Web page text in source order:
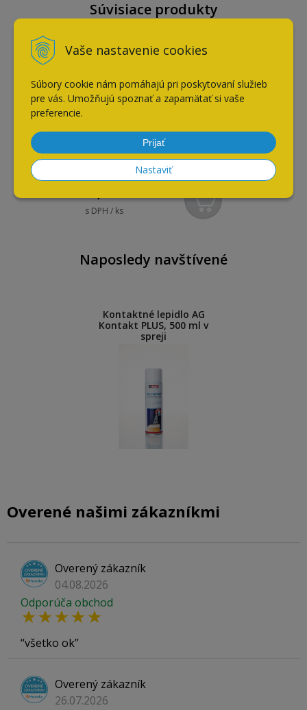
Vaše nastavenie cookies
Súbory cookie nám pomáhajú pri poskytovaní služieb
pre vás. Umožňujú spoznať a zapamätať si vaše
preferencie.
Prijať
Nastaviť
Súvisiace produkty
Čistič hrán od zbytkov
lepidla AG-CLEAN M C60473
CA
s DPH / ks
Naposledy navštívené
Kontaktné lepidlo AG
Kontakt PLUS, 500 ml v
spreji
Overené našimi zákazníkmi
Overený zákazník
04.08.2026
Odporúča obchod
všetko ok
Overený zákazník
26.07.2026